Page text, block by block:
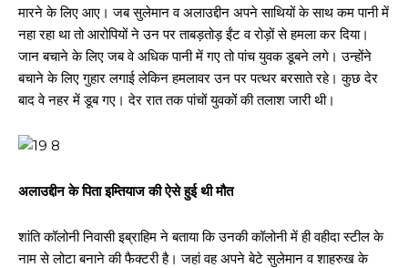
मारने के लिए आए। जब सुलेमान व अलाउद्दीन अपने साथियों के साथ कम पानी में
नहा रहा था तो आरोपियों ने उन पर ताबड़तोड़ ईंट व रोड़ों से हमला कर दिया।
जान बचाने के लिए जब वे अधिक पानी में गए तो पांच युवक डूबने लगे। उन्होंने
बचाने के लिए गुहार लगाई लेकिन हमलावर उन पर पत्थर बरसाते रहे। कुछ देर
बाद वे नहर में डूब गए। देर रात तक पांचों युवकों की तलाश जारी थी।
अलाउद्दीन के पिता इम्तियाज की ऐसे हुई थी मौत
शांति कॉलोनी निवासी इब्राहिम ने बताया कि उनकी कॉलोनी में ही वहीदा स्टील के
नाम से लोटा बनाने की फैक्टरी है। जहां वह अपने बेटे सुलेमान व शाहरुख के